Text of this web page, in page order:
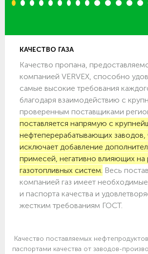
1 2 3 4 5 6 7 8 9 10 11 12 13 14
КАЧЕСТВО ГАЗА
Качество пропана,
компанией VERVEX, способно
самые высокие требования
благодаря взаимодействию с
проверенным поставщиками
поставляется напрямую с
нефтеперерабатывающих заводов,
исключает добавление
примесей, негативно влияющих на
газотопливных систем. Весь
компанией газ имеет
и паспорта качества и
жестким требованиям ГОСТ.
Качество поставляемых
паспортами качества от заводов-